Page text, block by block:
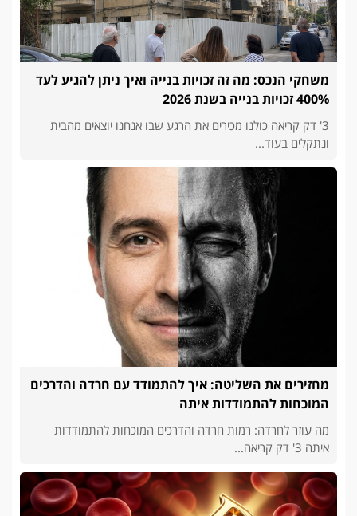
משחקי הנכס: מה זה זכויות בנייה ואיך ניתן להגיע לעד
400% זכויות בנייה בשנת 2026
3' דק קריאה כולנו מכירים את הרגע שבו אנחנו יוצאים מהבית
ונתקלים בעוד...
מחזירים את השליטה: איך להתמודד עם חרדה והדרכים
המוכחות להתמודדות איתה
מה עוזר לחרדה: רמות חרדה והדרכים המוכחות להתמודדות
איתה 3' דק קריאה...